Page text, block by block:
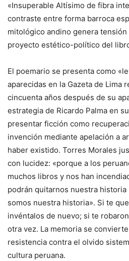
«Insuperable Altísimo de fibra
contraste entre forma barroca
mitológico andino genera
proyecto estético-político del
El poemario se presenta como
aparecidas en la Gazeta de Lima
cincuenta años después de su
estrategia de Ricardo Palma en
presentar ficción como
invención mediante apelación a
haber existido. Torres Morales
con lucidez: «porque a los
muchos libros y nos han
podrán quitarnos nuestra
somos nuestra historia». Si te
invéntalos de nuevo; si te
otra vez. La memoria se
resistencia contra el olvido
cultura peruana.